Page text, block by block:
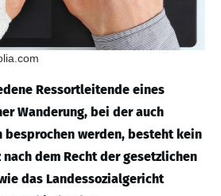
Ressortleitende eines
Wanderung, bei der auch
besprochen werden, besteht kein
dem Recht der gesetzlichen
das Landessozialgericht